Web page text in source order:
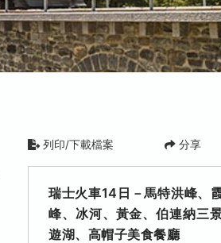
列印/下載檔案 分享
瑞士火車14日－馬特洪峰、
峰、冰河、黃金、伯連納三
遊湖、高帽子美食餐廳